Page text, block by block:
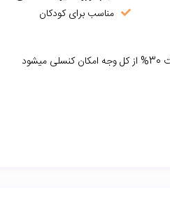
مناسب برای کودکان